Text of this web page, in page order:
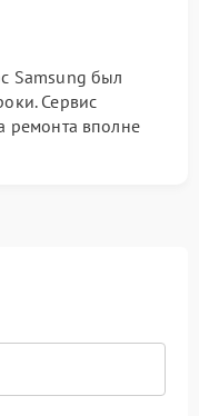
Samsung был
Сервис
ремонта вполне